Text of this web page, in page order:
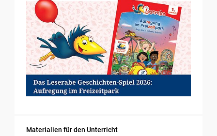
Materialien für den Unterricht